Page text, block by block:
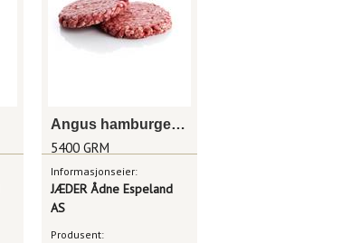
Angus hamburger homestyle
5400 GRM
Informasjonseier:
JÆDER Ådne Espeland
AS
Produsent: